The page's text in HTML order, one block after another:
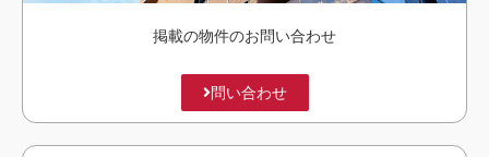
掲載の物件のお問い合わせ
問い合わせ